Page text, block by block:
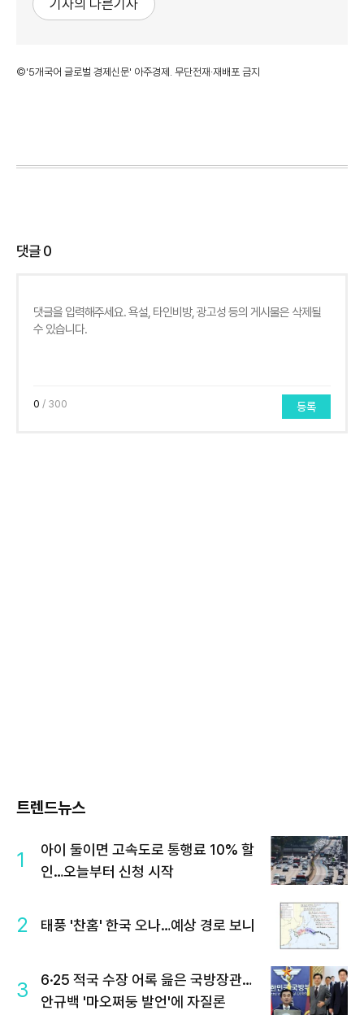
기자의 다른기사
©'5개국어 글로벌 경제신문' 아주경제. 무단전재·재배포 금지
댓글0
0 / 300 등록
트렌드뉴스
1
아이 둘이면 고속도로 통행료 10% 할
인…오늘부터 신청 시작
2 태풍 '찬홈' 한국 오나…예상 경로 보니
3
6·25 적국 수장 어록 읊은 국방장관…
안규백 '마오쩌둥 발언'에 자질론